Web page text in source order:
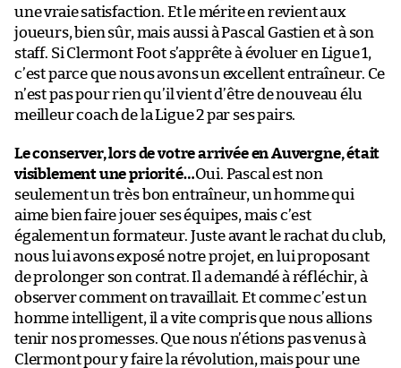
une vraie satisfaction. Et le mérite en revient aux
joueurs, bien sûr, mais aussi à Pascal Gastien et à son
staff. Si Clermont Foot s’apprête à évoluer en Ligue 1,
c’est parce que nous avons un excellent entraîneur. Ce
n’est pas pour rien qu’il vient d’être de nouveau élu
meilleur coach de la Ligue 2 par ses pairs.
Le conserver, lors de votre arrivée en Auvergne, était
visiblement une priorité…Oui. Pascal est non
seulement un très bon entraîneur, un homme qui
aime bien faire jouer ses équipes, mais c’est
également un formateur. Juste avant le rachat du club,
nous lui avons exposé notre projet, en lui proposant
de prolonger son contrat. Il a demandé à réfléchir, à
observer comment on travaillait. Et comme c’est un
homme intelligent, il a vite compris que nous allions
tenir nos promesses. Que nous n’étions pas venus à
Clermont pour y faire la révolution, mais pour une